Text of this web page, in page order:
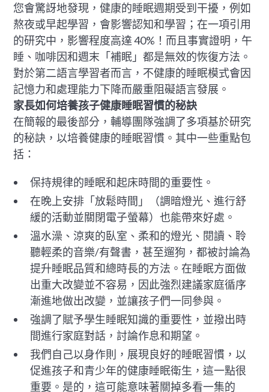
您會驚訝地發現，健康的睡眠週期受到干擾，例如
熬夜或早起學習，會影響認知和學習；在一項引用
的研究中，影響程度高達 40%！而且事實證明，午
睡、咖啡因和週末「補眠」都是無效的恢復方法。
對於第二語言學習者而言，不健康的睡眠模式會因
記憶力和處理能力下降而嚴重阻礙語言發展。
家長如何培養孩子健康睡眠習慣的秘訣
在簡報的最後部分，輔導團隊強調了多項基於研究
的秘訣，以培養健康的睡眠習慣。其中一些重點包
括：
保持規律的睡眠和起床時間的重要性。
在晚上安排「放鬆時間」（調暗燈光、進行舒
緩的活動並關閉電子螢幕）也能帶來好處。
溫水澡、涼爽的臥室、柔和的燈光、閱讀、聆
聽輕柔的音樂/有聲書，甚至遛狗，都被討論為
提升睡眠品質和總時長的方法。在睡眠方面做
出重大改變並不容易，因此強烈建議家庭循序
漸進地做出改變，並讓孩子們一同參與。
強調了賦予學生睡眠知識的重要性，並撥出時
間進行家庭對話，討論作息和期望。
我們自己以身作則，展現良好的睡眠習慣，以
促進孩子和青少年的健康睡眠衛生，這一點很
重要。是的，這可能意味著關掉多看一集的